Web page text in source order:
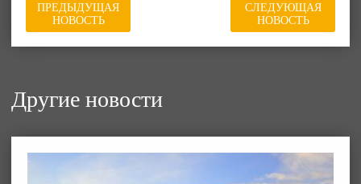
ПРЕДЫДУЩАЯ
НОВОСТЬ
СЛЕДУЮЩАЯ
НОВОСТЬ
Другие новости